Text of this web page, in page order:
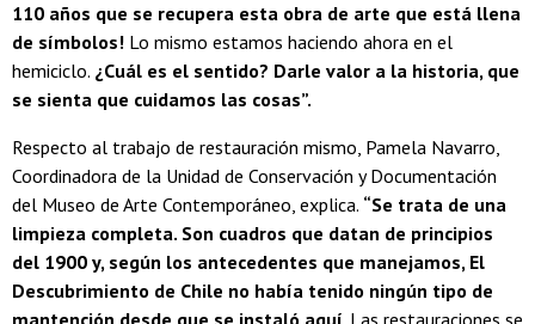
110 años que se recupera esta obra de arte que está llena
de símbolos! Lo mismo estamos haciendo ahora en el
hemiciclo. ¿Cuál es el sentido? Darle valor a la historia, que
se sienta que cuidamos las cosas”.
Respecto al trabajo de restauración mismo, Pamela Navarro,
Coordinadora de la Unidad de Conservación y Documentación
del Museo de Arte Contemporáneo, explica. “Se trata de una
limpieza completa. Son cuadros que datan de principios
del 1900 y, según los antecedentes que manejamos, El
Descubrimiento de Chile no había tenido ningún tipo de